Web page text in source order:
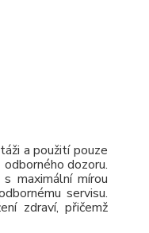
a použití pouze
dozoru.
maximální mírou
servisu.
zdraví, přičemž